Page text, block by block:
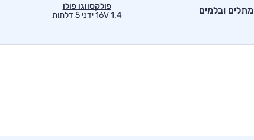
מתלים ובלמים
פולקסווגן פולו
1.4 16V ידני 5 דלתות